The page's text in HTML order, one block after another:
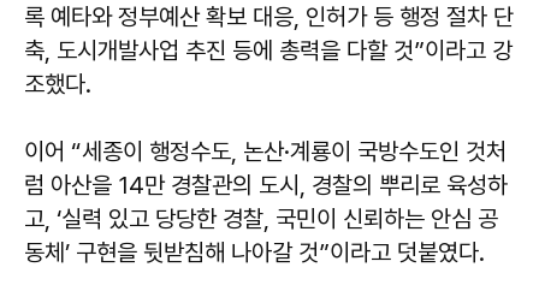
록 예타와 정부예산 확보 대응, 인허가 등 행정 절차 단
축, 도시개발사업 추진 등에 총력을 다할 것”이라고 강
조했다.
이어 “세종이 행정수도, 논산·계룡이 국방수도인 것처
럼 아산을 14만 경찰관의 도시, 경찰의 뿌리로 육성하
고, ‘실력 있고 당당한 경찰, 국민이 신뢰하는 안심 공
동체’ 구현을 뒷받침해 나아갈 것”이라고 덧붙였다.